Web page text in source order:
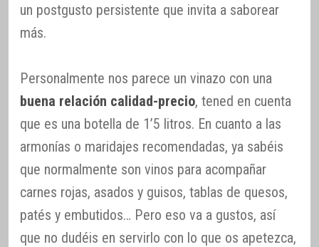
un postgusto persistente que invita a saborear
más.
Personalmente nos parece un vinazo con una
buena relación calidad-precio, tened en cuenta
que es una botella de 1’5 litros. En cuanto a las
armonías o maridajes recomendadas, ya sabéis
que normalmente son vinos para acompañar
carnes rojas, asados y guisos, tablas de quesos,
patés y embutidos… Pero eso va a gustos, así
que no dudéis en servirlo con lo que os apetezca,